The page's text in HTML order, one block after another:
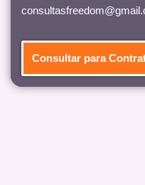
Consultar para